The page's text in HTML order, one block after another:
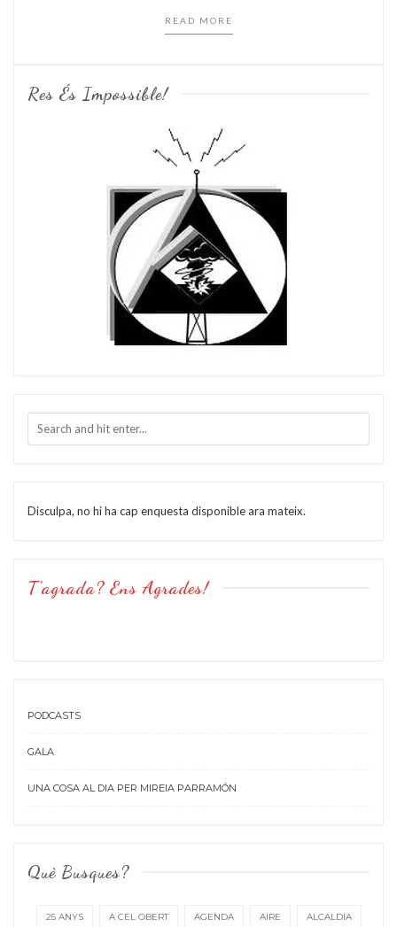
READ MORE
Res És Impossible!
Disculpa, no hi ha cap enquesta disponible ara mateix.
T’agrada? Ens Agrades!
PODCASTS
GALA
UNA COSA AL DIA PER MIREIA PARRAMÓN
Què Busques?
25 ANYS A CEL OBERT AGENDA AIRE ALCALDIA